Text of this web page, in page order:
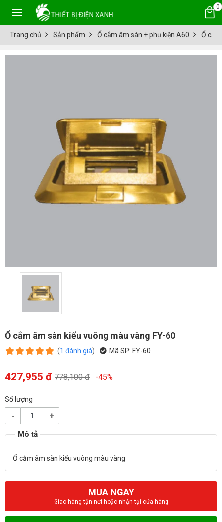
0
Trang chủ Sản phẩm Ổ cắm âm sàn + phụ kiện A60 Ổ
Ổ cắm âm sàn kiểu vuông màu vàng FY-60
(1 đánh giá) Mã SP: FY-60
427,955 đ 778,100 đ -45%
Số lượng
- +
MUA NGAY
Giao hàng tận nơi hoặc nhận tại cửa hàng